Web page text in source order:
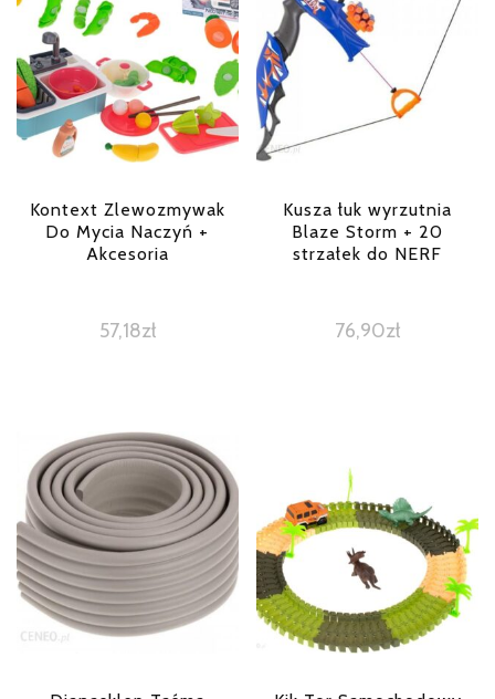
Kontext Zlewozmywak
Do Mycia Naczyń +
Akcesoria
57,18zł
Kusza łuk wyrzutnia
Blaze Storm + 20
strzałek do NERF
76,90zł